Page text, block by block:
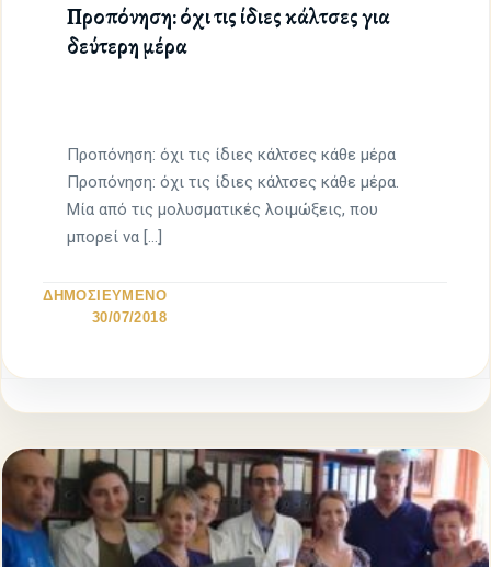
Προπόνηση: όχι τις ίδιες κάλτσες για
δεύτερη μέρα
Προπόνηση: όχι τις ίδιες κάλτσες κάθε μέρα
Προπόνηση: όχι τις ίδιες κάλτσες κάθε μέρα.
Μία από τις μολυσματικές λοιμώξεις, που
μπορεί να […]
ΔΗΜΟΣΙΕΥΜΕΝΟ
30/07/2018